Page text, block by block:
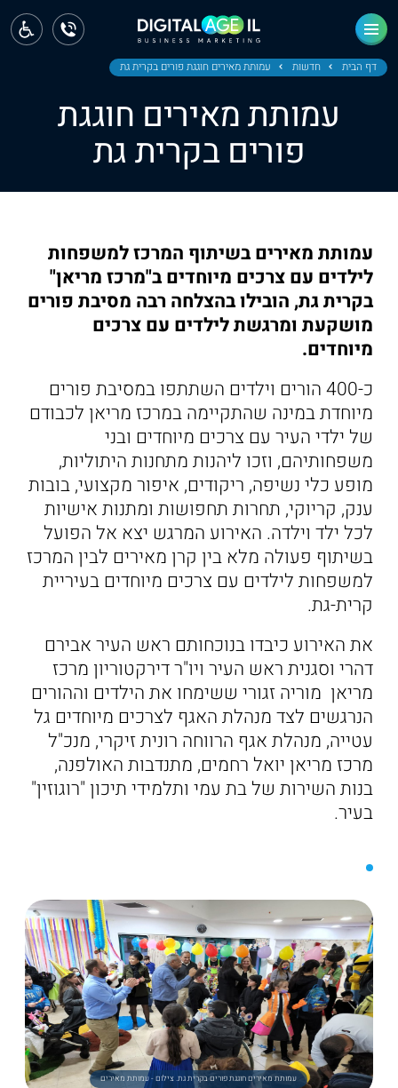
דף הבית חדשות עמותת מאירים חוגגת פורים בקרית גת
עמותת מאירים חוגגת
פורים בקרית גת
עמותת מאירים בשיתוף המרכז למשפחות
לילדים עם צרכים מיוחדים ב"מרכז מריאן"
בקרית גת, הובילו בהצלחה רבה מסיבת פורים
מושקעת ומרגשת לילדים עם צרכים
מיוחדים.
כ-400 הורים וילדים השתתפו במסיבת פורים
מיוחדת במינה שהתקיימה במרכז מריאן לכבודם
של ילדי העיר עם צרכים מיוחדים ובני
משפחותיהם, וזכו ליהנות מתחנות היתוליות,
מופע כלי נשיפה, ריקודים, איפור מקצועי, בובות
ענק, קריוקי, תחרות תחפושות ומתנות אישיות
לכל ילד וילדה. האירוע המרגש יצא אל הפועל
בשיתוף פעולה מלא בין קרן מאירים לבין המרכז
למשפחות לילדים עם צרכים מיוחדים בעיריית
קרית-גת.
את האירוע כיבדו בנוכחותם ראש העיר אבירם
דהרי וסגנית ראש העיר ויו"ר דירקטוריון מרכז
מריאן מוריה זגורי ששימחו את הילדים וההורים
הנרגשים לצד מנהלת האגף לצרכים מיוחדים גל
עטייה, מנהלת אגף הרווחה רונית זיקרי, מנכ"ל
מרכז מריאן יואל רחמים, מתנדבות האולפנה,
בנות השירות של בת עמי ותלמידי תיכון "רוגוזין"
בעיר.
עמותת מאירים חוגגת פורים בקרית גת. צילום - עמותת מאירים
ראשי
חדשות
מחוז צפון
מחוז חיפה
מחוז מרכז
ירושלים
תל אביב